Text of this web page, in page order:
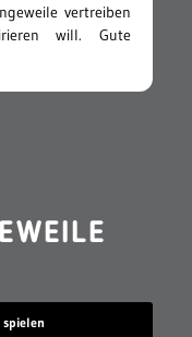
vertreiben
will. Gute
spielen